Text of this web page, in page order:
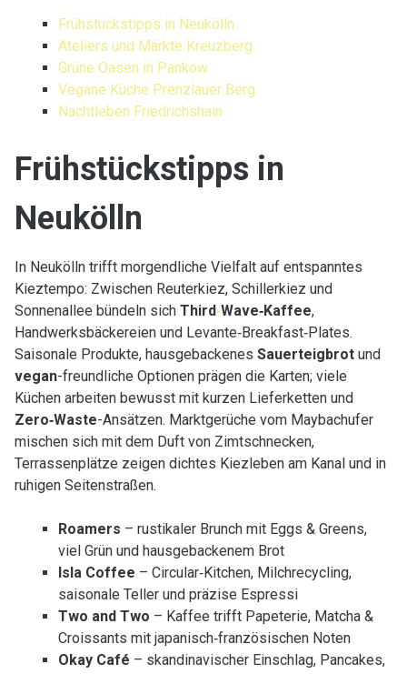
Frühstückstipps in Neukölln
Ateliers und Märkte Kreuzberg
Grüne Oasen in Pankow
Vegane Küche Prenzlauer Berg
Nachtleben Friedrichshain
Frühstückstipps in
Neukölln
In Neukölln trifft morgendliche Vielfalt auf entspanntes
Kieztempo: Zwischen Reuterkiez, Schillerkiez und
Sonnenallee bündeln sich Third‑Wave‑Kaffee,
Handwerksbäckereien und Levante‑Breakfast‑Plates.
Saisonale Produkte, hausgebackenes Sauerteigbrotund
vegan-freundliche Optionen prägen die Karten; viele
Küchen arbeiten bewusst mit kurzen Lieferketten und
Zero‑Waste-Ansätzen. Marktgerüche vom Maybachufer
mischen sich mit dem Duft von Zimtschnecken,
Terrassenplätze zeigen dichtes Kiezleben am Kanal und in
ruhigen Seitenstraßen.
Roamers – rustikaler Brunch mit Eggs & Greens,
viel Grün und hausgebackenem Brot
Isla Coffee – Circular‑Kitchen, Milchrecycling,
saisonale Teller und präzise Espressi
Two and Two – Kaffee trifft Papeterie, Matcha &
Croissants mit japanisch‑französischen Noten
Okay Café – skandinavischer Einschlag, Pancakes,